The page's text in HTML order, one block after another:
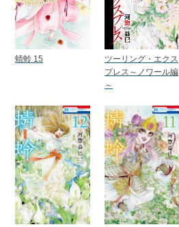
蜻蛉 15
ツーリング・エクス
プレス～ノワール編
～